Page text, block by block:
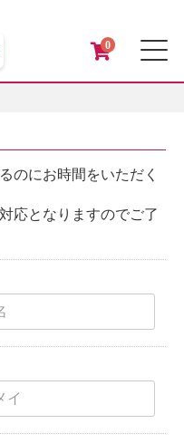
0
のにお時間をいただく
応となりますのでご了